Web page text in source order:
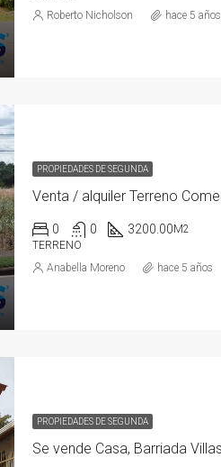
Roberto Nicholson hace 5 años
PROPIEDADES DE SEGUNDA
0 0 3200.00M2
TERRENO
Anabella Moreno hace 5 años
PROPIEDADES DE SEGUNDA